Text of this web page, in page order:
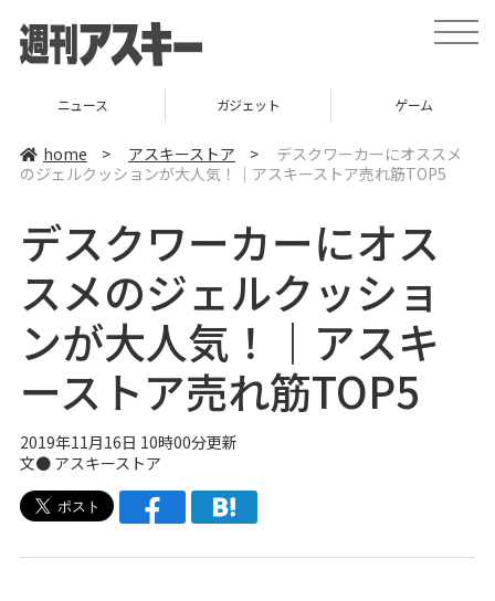
t
o
v
ニュース ガジェット ゲーム
home > アスキーストア >
デスクワーカーにオススメ
のジェルクッションが大人気！｜アスキーストア売れ筋TOP5
デスクワーカーにオス
スメのジェルクッショ
ンが大人気！｜アスキ
ーストア売れ筋TOP5
2019年11月16日 10時00分更新
文● アスキーストア